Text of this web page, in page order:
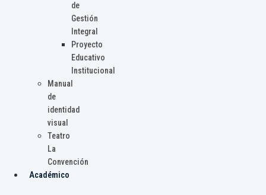
de
Gestión
Integral
Proyecto
Educativo
Institucional
Manual
de
identidad
visual
Teatro
La
Convención
Académico